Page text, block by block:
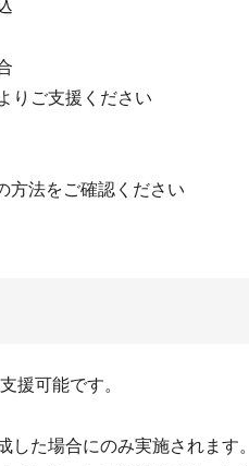
りご支援ください
方法をご確認ください
援可能です。
した場合にのみ実施されます。